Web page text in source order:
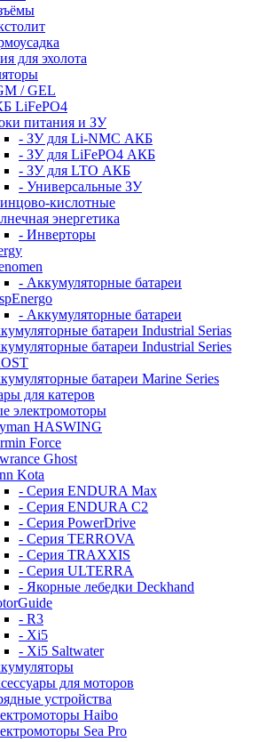
для эхолота
/ GEL
LiFePO4
питания и ЗУ
- ЗУ для Li-NMC АКБ
- ЗУ для LiFePO4 АКБ
- ЗУ для LTO АКБ
- Универсальные ЗУ
кислотные
энергетика
- Инверторы
- Аккумуляторные батареи
- Аккумуляторные батареи
батареи Industrial Serias
батареи Industrial Series
батареи Marine Series
для катеров
электромоторы
HASWING
Force
Ghost
Kota
- Серия ENDURA Max
- Серия ENDURA C2
- Серия PowerDrive
- Серия TERROVA
- Серия TRAXXIS
- Серия ULTERRA
- Якорные лебедки Deckhand
- R3
- Xi5
- Xi5 Saltwater
для моторов
устройства
Haibo
Sea Pro